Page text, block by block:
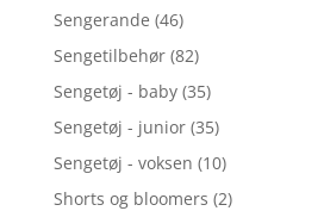
Sengerande (46)
Sengetilbehør (82)
Sengetøj - baby (35)
Sengetøj - junior (35)
Sengetøj - voksen (10)
Shorts og bloomers (2)